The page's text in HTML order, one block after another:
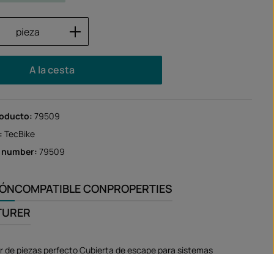
del producto: introduce la cantidad
pieza
A la cesta
79509
TecBike
number:79509
COMPATIBLE CONPROPERTIES
de piezas perfecto Cubierta de escape para sistemas